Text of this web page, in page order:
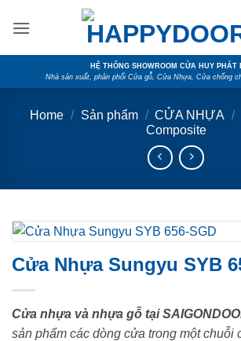
HỆ THỐNG SHOWROOM CỬA HUY PHÁT
Nhà sản xuất, phân phối Cửa gỗ, Cửa Nhựa, Cửa chống
Home / Sản phẩm / CỬA NHỰA /
Composite
Cửa Nhựa Sungyu SYB
Cửa nhựa và nhựa gỗ tại
sản phẩm các dòng cửa trong một chuỗi